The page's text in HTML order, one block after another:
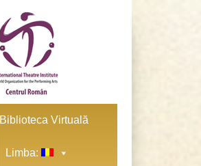
Biblioteca Virtuală
Limba: